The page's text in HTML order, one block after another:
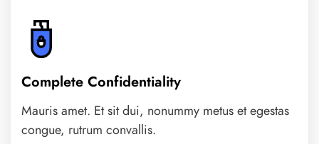
Complete Confidentiality
Mauris amet. Et sit dui, nonummy metus et egestas
congue, rutrum convallis.